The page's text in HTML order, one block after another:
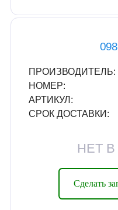
ПРОИЗВОДИТЕЛЬ:
НОМЕР:
АРТИКУЛ:
СРОК ДОСТАВКИ:
НЕТ
Сделать